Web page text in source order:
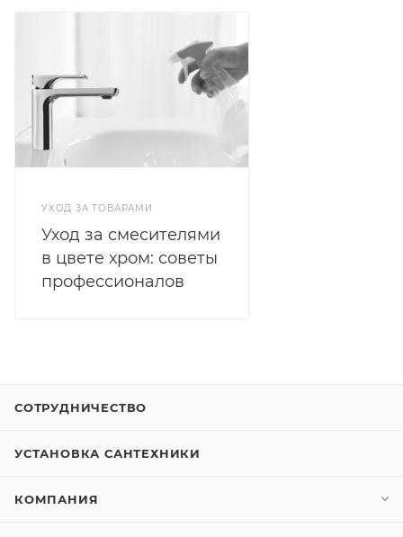
УХОД ЗА ТОВАРАМИ
Уход за смесителями
в цвете хром: советы
профессионалов
СОТРУДНИЧЕСТВО
УСТАНОВКА САНТЕХНИКИ
КОМПАНИЯ